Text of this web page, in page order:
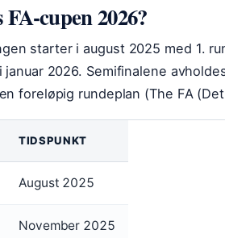
cupen 2026?
starter i august 2025 med 1.
januar 2026. Semifinalene
foreløpig rundeplan (The FA
TIDSPUNKT
August 2025
November 2025